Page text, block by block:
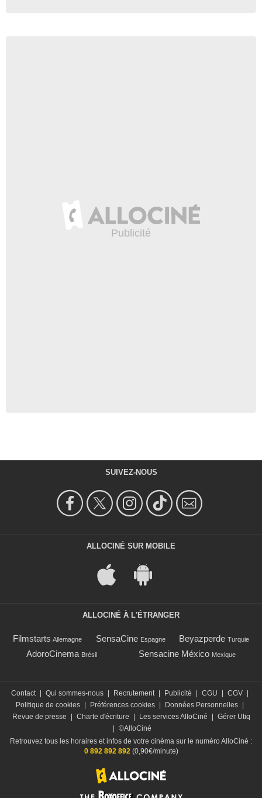
SUIVEZ-NOUS
ALLOCINÉ SUR MOBILE
ALLOCINÉ À L'ÉTRANGER
Filmstarts Allemagne SensaCine Espagne Beyazperde Turquie
AdoroCinema Brésil Sensacine México Mexique
Contact Qui sommes-nous Recrutement Publicité CGU CGV
Politique de cookies
Préférences cookies Données Personnelles
Revue de presse
Charte d'écriture Les services AlloCiné
Gérer Utiq
©AlloCiné
Retrouvez tous les horaires et infos de votre cinéma sur le numéro AlloCiné :
0 892 892 892(0,90€/minute)